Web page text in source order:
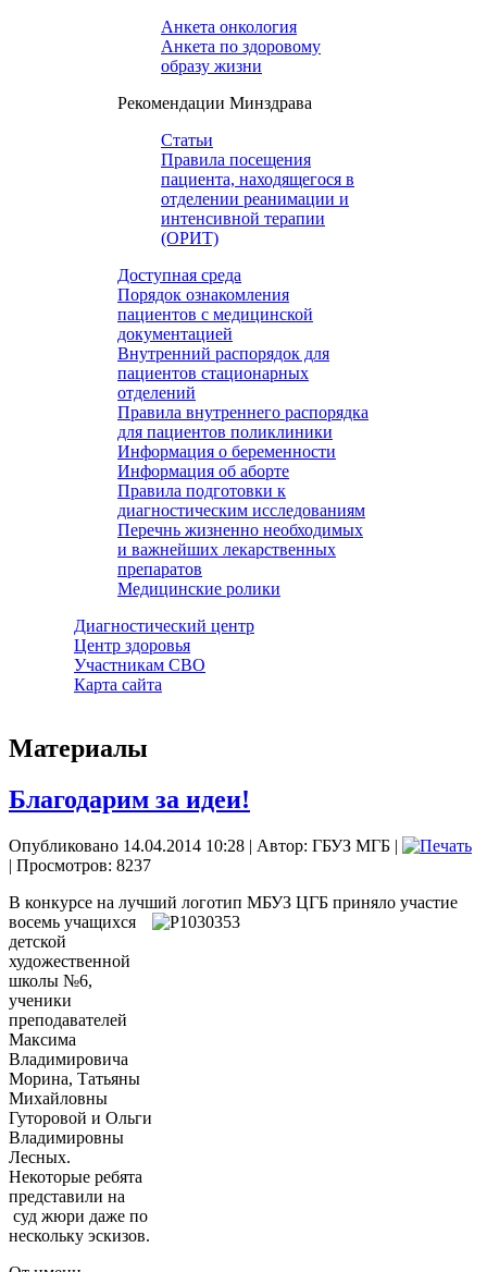
Анкета онкология
Анкета по здоровому
образу жизни
Рекомендации Минздрава
Статьи
Правила посещения
пациента, находящегося в
отделении реанимации и
интенсивной терапии
(ОРИТ)
Доступная среда
Порядок ознакомления
пациентов с медицинской
документацией
Внутренний распорядок для
пациентов стационарных
отделений
Правила внутреннего распорядка
для пациентов поликлиники
Информация о беременности
Информация об аборте
Правила подготовки к
диагностическим исследованиям
Перечнь жизненно необходимых
и важнейших лекарственных
препаратов
Медицинские ролики
Диагностический центр
Центр здоровья
Участникам СВО
Карта сайта
Материалы
Благодарим за идеи!
Опубликовано 14.04.2014 10:28 | Автор: ГБУЗ МГБ |
| Просмотров: 8237
В конкурсе на лучший логотип МБУЗ ЦГБ приняло участие
восемь учащихся
детской
художественной
школы №6,
ученики
преподавателей
Максима
Владимировича
Морина, Татьяны
Михайловны
Гуторовой и Ольги
Владимировны
Лесных.
Некоторые ребята
представили на
суд жюри даже по
нескольку эскизов.